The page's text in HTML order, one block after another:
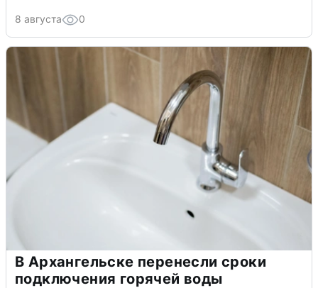
8 августа 0
В Архангельске перенесли сроки
подключения горячей воды